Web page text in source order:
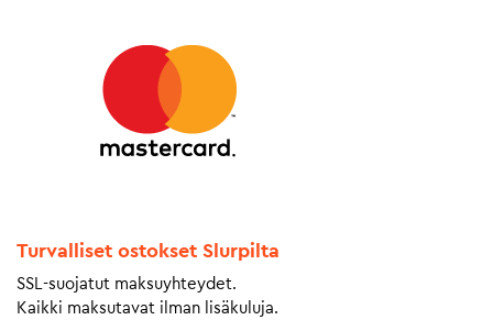
Turvalliset ostokset Slurpilta
SSL-suojatut maksuyhteydet.
Kaikki maksutavat ilman lisäkuluja.